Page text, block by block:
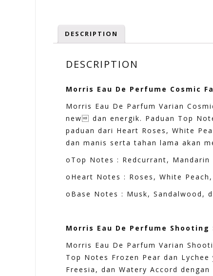
DESCRIPTION
DESCRIPTION
Morris Eau De Perfume Cosmic
Morris Eau De Parfum Varian
new dan energik. Paduan Top
paduan dari Heart Roses, White
dan manis serta tahan lama akan
oTop Notes : Redcurrant, Mandarin
oHeart Notes : Roses, White
oBase Notes : Musk, Sandalwood,
Morris Eau De Perfume
Morris Eau De Parfum Varian
Top Notes Frozen Pear dan
Freesia, dan Watery Accord